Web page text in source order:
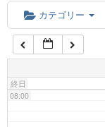
カテゴリー
終日
06:00
07:00
08:00